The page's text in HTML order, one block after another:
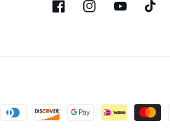
FacebookInstagramYouTubeTikTok